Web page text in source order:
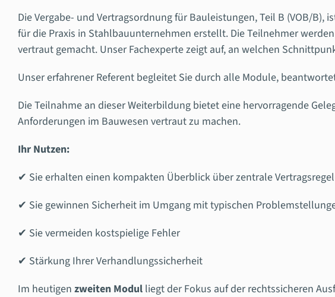
Die Vergabe- und Vertragsordnung für Bauleistungen, Teil B (VOB/
für die Praxis in Stahlbauunternehmen erstellt. Die Teilnehmer
vertraut gemacht. Unser Fachexperte zeigt auf, an welchen
Unser erfahrener Referent begleitet Sie durch alle Module,
Die Teilnahme an dieser Weiterbildung bietet eine hervorragende
Anforderungen im Bauwesen vertraut zu machen.
Ihr Nutzen:
✔ Sie erhalten einen kompakten Überblick über zentrale
✔ Sie gewinnen Sicherheit im Umgang mit typischen
✔ Sie vermeiden kostspielige Fehler
✔ Stärkung Ihrer Verhandlungssicherheit
Im heutigen zweiten Modul liegt der Fokus auf der rechtssicheren